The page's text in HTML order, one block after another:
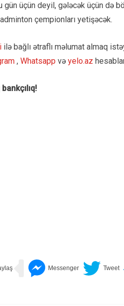
üçün deyil, gələcək üçün də
çempionları yetişəcək.
ilə bağlı ətraflı məlumat almaq
, Whatsapp və yelo.az